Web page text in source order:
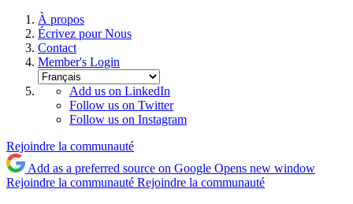
À propos
Écrivez pour Nous
Contact
Member's Login
Add us on LinkedIn
Follow us on Twitter
Follow us on Instagram
Rejoindre la communauté
Add as a preferred source on Google Opens new window
Rejoindre la communauté Rejoindre la communauté